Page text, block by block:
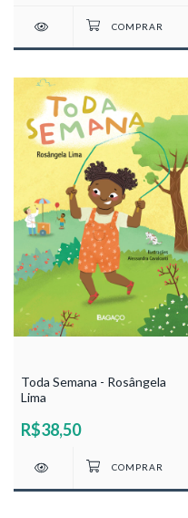
Toda Semana - Rosângela
Lima
R$38,50